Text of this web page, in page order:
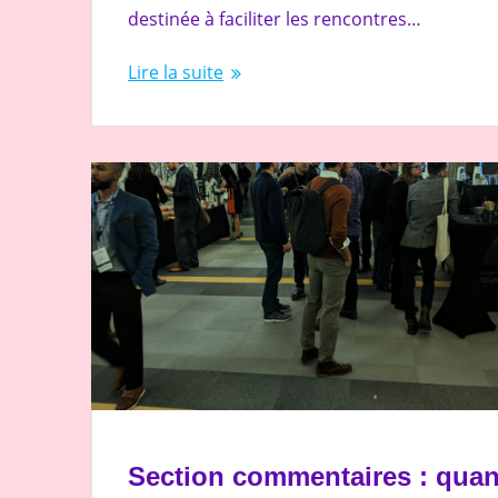
destinée à faciliter les rencontres…
Lire la suite
Section commentaires :